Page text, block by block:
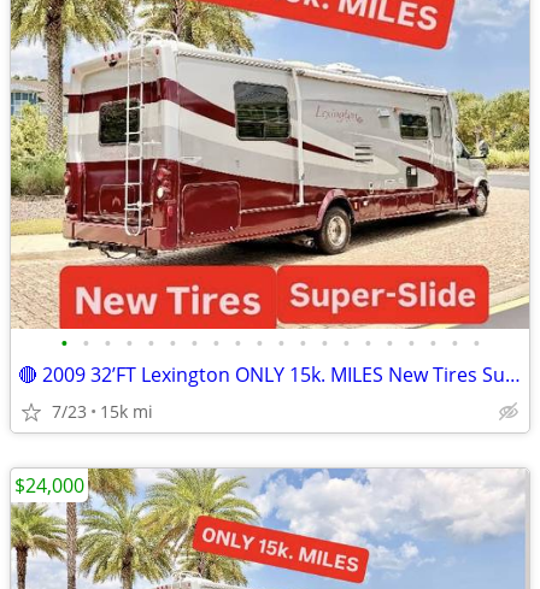
• • • • • • • • • • • • • • • • • • • •
🔴 2009 32’FT Lexington ONLY 15k. MILES New Tires Super Slide-Out
7/23 15k mi
$24,000